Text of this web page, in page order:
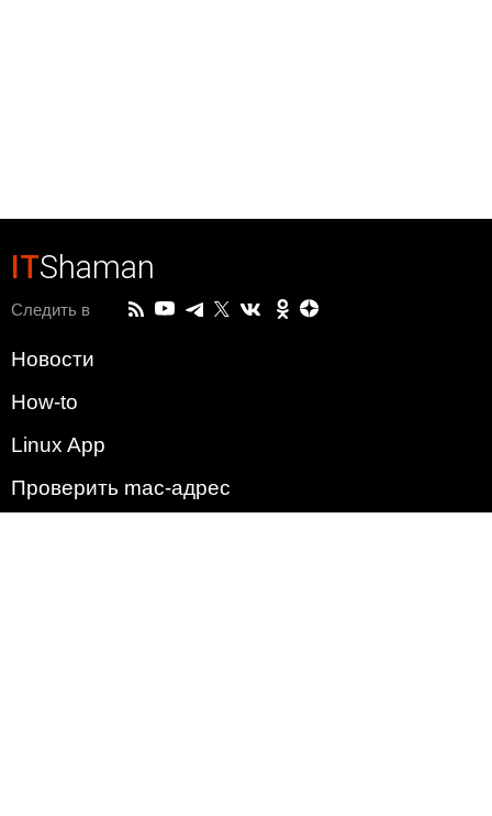
ITShaman
Следить в
Новости
How-to
Linux App
Проверить mac-адрес